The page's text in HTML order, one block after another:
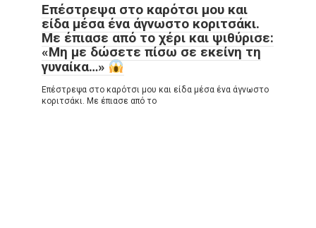
Επέστρεψα στο καρότσι μου και
είδα μέσα ένα άγνωστο κοριτσάκι.
Με έπιασε από το χέρι και ψιθύρισε:
«Μη με δώσετε πίσω σε εκείνη τη
γυναίκα…»
Επέστρεψα στο καρότσι μου και είδα μέσα ένα άγνωστο
κοριτσάκι. Με έπιασε από το